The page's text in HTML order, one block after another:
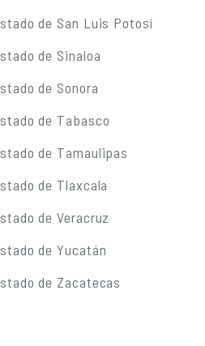
de San Luis Potosí
de Sinaloa
de Sonora
de Tabasco
de Tamaulipas
de Tlaxcala
de Veracruz
de Yucatán
de Zacatecas